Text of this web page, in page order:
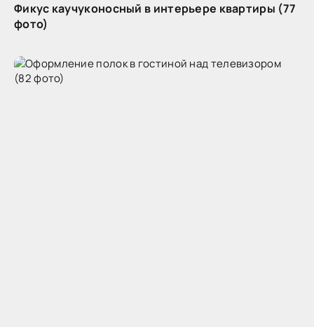
Фикус каучуконосный в интерьере квартиры (77
фото)